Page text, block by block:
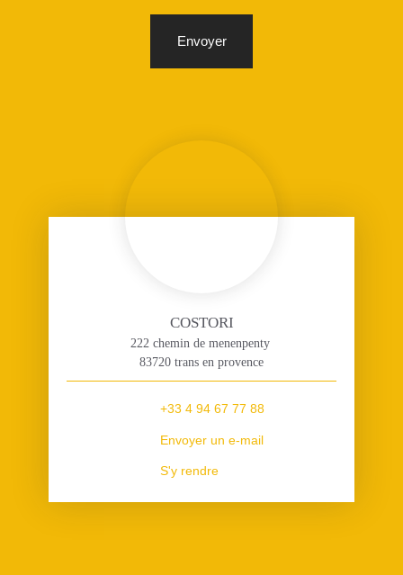
Envoyer
COSTORI
222 chemin de menenpenty
83720 trans en provence
+33 4 94 67 77 88
Envoyer un e-mail
S'y rendre